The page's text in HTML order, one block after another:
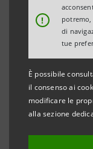
!
potremo,
di
tue
È possibile
il consenso ai
modificare le
alla sezione
Torino, Milano,
comunica che in
il periodo di
subordinata
domestico e
l’assegnazione